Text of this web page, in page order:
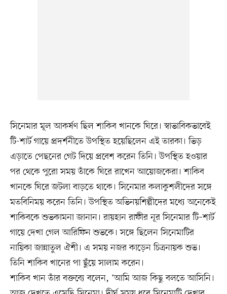
সিনেমার মূল আকর্ষণ ছিল শাকিব খানকে ঘিরে। স্বাভাবিকভাবেই
টি-শার্ট গায়ে প্রদর্শনীতে উপস্থিত হয়েছিলেন এই তারকা। ভিড়
এড়াতে পেছনের গেট দিয়ে প্রবেশ করেন তিনি। উপস্থিত হওয়ার
পর থেকে পুরো সময় তাঁকে ঘিরে রাখেন আয়োজকেরা। শাকিব
খানকে ঘিরে জটলা বাড়তে থাকে। সিনেমার কলাকুশলীদের সঙ্গে
মতবিনিময় করেন তিনি। উপস্থিত অভিনয়শিল্পীদের মধ্যে অনেকেই
শাকিবকে শুভকামনা জানান। রায়হান রাফীর নূর সিনেমার টি–শার্ট
গায়ে দেখা গেল আরিফিন শুভকে। সঙ্গে ছিলেন সিনেমাটির
নায়িকা জান্নাতুল ঐশী। এ সময় নজর কাড়েন চিত্রনায়ক শুভ।
তিনি শাকিব খানের পা ছুঁয়ে সালাম করেন।
শাকিব খান তাঁর বক্তব্যে বলেন, ‘আমি আজ কিছু বলতে আসিনি।